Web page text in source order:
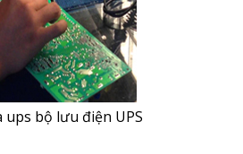
ups bộ lưu điện UPS